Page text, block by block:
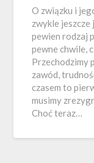
O związku i
zwykle
pewien rodzaj
pewne chwile,
Przechodzimy
zawód,
czasem to
musimy
Choć teraz…